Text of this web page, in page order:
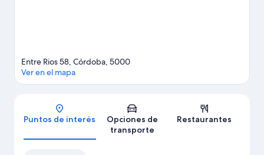
Mapa
Entre Rios 58, Córdoba, 5000
Ver en el mapa
Puntos de interés
Opciones de
transporte
Restaurantes